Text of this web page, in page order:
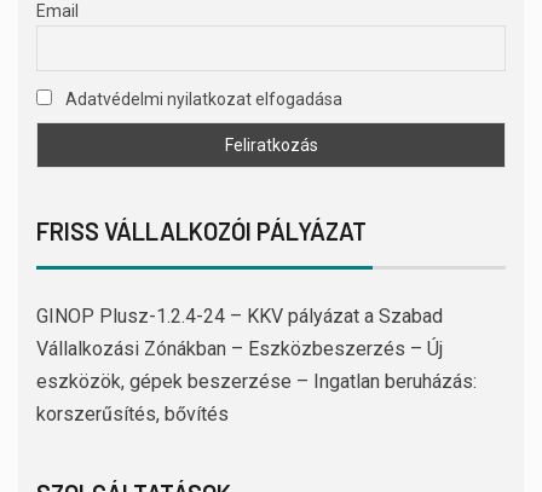
Email
Adatvédelmi nyilatkozat elfogadása
FRISS VÁLLALKOZÓI PÁLYÁZAT
GINOP Plusz-1.2.4-24 – KKV pályázat a Szabad
Vállalkozási Zónákban – Eszközbeszerzés – Új
eszközök, gépek beszerzése – Ingatlan beruházás:
korszerűsítés, bővítés